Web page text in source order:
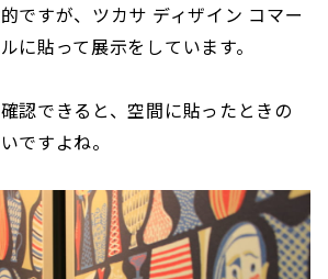
ですが、ツカサ ディザイン コマー
に貼って展示をしています。
認できると、空間に貼ったときの
ですよね。